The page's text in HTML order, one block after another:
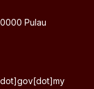
Pulau